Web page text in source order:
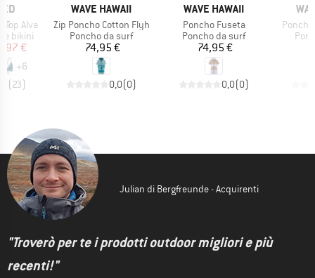
Alva
bikini
ridotto
€
+6
(23)
MARCHIO
WAVE HAWAII
Articolo
Zip Poncho Cotton Flyh
Gruppo di prodotti
Poncho da surf
Prezzo
74,95 €
0,0(0)
MARCHIO
WAVE HAWAII
Articolo
Poncho Fuseta
Gruppo di prodotti
Poncho da surf
Prezzo
74,95 €
0,0(0)
Articolo
Julian di Bergfreunde - Acquirenti
"Troverò per te i prodotti outdoor migliori e più
recenti!"